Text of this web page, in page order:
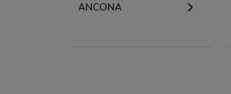
ANCONA